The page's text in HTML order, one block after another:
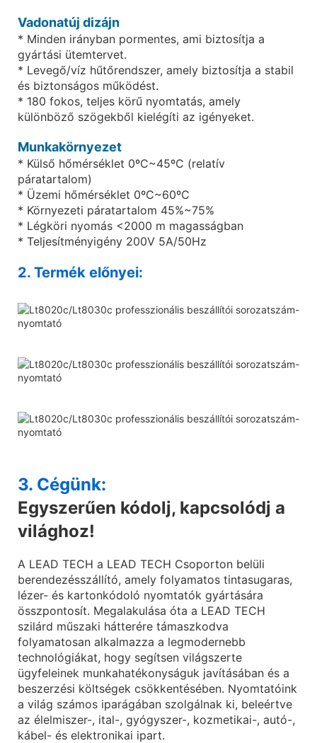
Vadonatúj dizájn
* Minden irányban pormentes, ami biztosítja a
gyártási ütemtervet.
* Levegő/víz hűtőrendszer, amely biztosítja a stabil
és biztonságos működést.
* 180 fokos, teljes körű nyomtatás, amely
különböző szögekből kielégíti az igényeket.
Munkakörnyezet
* Külső hőmérséklet 0ºC~45ºC (relatív
páratartalom)
* Üzemi hőmérséklet 0ºC~60ºC
* Környezeti páratartalom 45%~75%
* Légköri nyomás <2000 m magasságban
* Teljesítményigény 200V 5A/50Hz
2. Termék előnyei:
3. Cégünk:
Egyszerűen kódolj, kapcsolódj a
világhoz!
A LEAD TECH a LEAD TECH Csoporton belüli
berendezésszállító, amely folyamatos tintasugaras,
lézer- és kartonkódoló nyomtatók gyártására
összpontosít. Megalakulása óta a LEAD TECH
szilárd műszaki hátterére támaszkodva
folyamatosan alkalmazza a legmodernebb
technológiákat, hogy segítsen világszerte
ügyfeleinek munkahatékonyságuk javításában és a
beszerzési költségek csökkentésében. Nyomtatóink
a világ számos iparágában szolgálnak ki, beleértve
az élelmiszer-, ital-, gyógyszer-, kozmetikai-, autó-,
kábel- és elektronikai ipart.